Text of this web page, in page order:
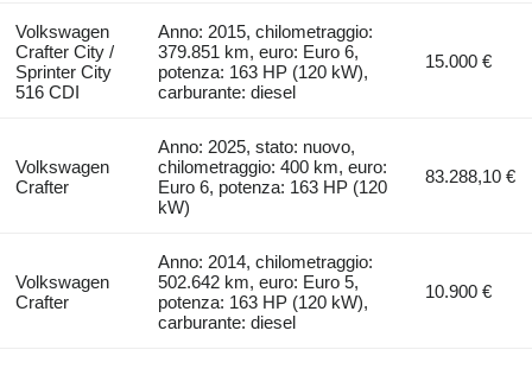
Volkswagen
Crafter City /
Sprinter City
516 CDI
Anno: 2015, chilometraggio:
379.851 km, euro: Euro 6,
potenza: 163 HP (120 kW),
carburante: diesel
15.000 €
Volkswagen
Crafter
Anno: 2025, stato: nuovo,
chilometraggio: 400 km, euro:
Euro 6, potenza: 163 HP (120
kW)
83.288,10 €
Volkswagen
Crafter
Anno: 2014, chilometraggio:
502.642 km, euro: Euro 5,
potenza: 163 HP (120 kW),
carburante: diesel
10.900 €